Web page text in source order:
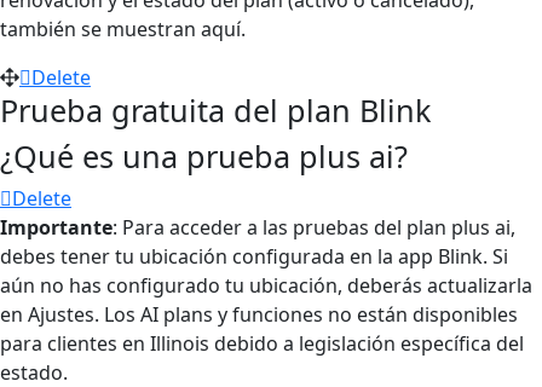
también se muestran aquí.
Delete
Prueba gratuita del plan Blink
¿Qué es una prueba plus ai?
Delete
Importante: Para acceder a las pruebas del plan plus ai,
debes tener tu ubicación configurada en la app Blink. Si
aún no has configurado tu ubicación, deberás actualizarla
en Ajustes. Los AI plans y funciones no están disponibles
para clientes en Illinois debido a legislación específica del
estado.